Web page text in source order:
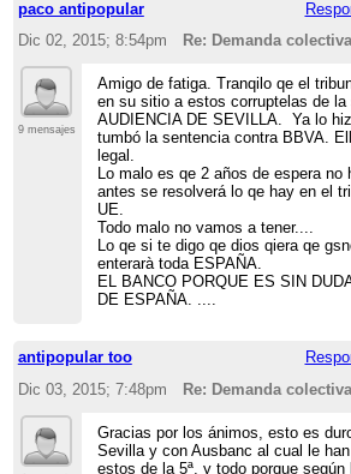
paco antipopular
Dic 02, 2015; 8:54pm
Re: Demanda
9 mensajes
Amigo de fatiga. Tranqilo qe el
en su sitio a estos corruptelas de la
AUDIENCIA DE SEVILLA. Ya lo
tumbó la sentencia contra BBVA.
legal.
Lo malo es qe 2 años de espera no
antes se resolverá lo qe hay en el
UE.
Todo malo no vamos a tener....
Lo qe si te digo qe dios qiera qe
enterarà toda ESPAÑA.
EL BANCO PORQUE ES SIN
DE ESPAÑA. ....
antipopular too
Dic 03, 2015; 7:48pm
Re: Demanda
Gracias por los ánimos, esto es
Sevilla y con Ausbanc al cual le
estos de la 5ª, y todo porque